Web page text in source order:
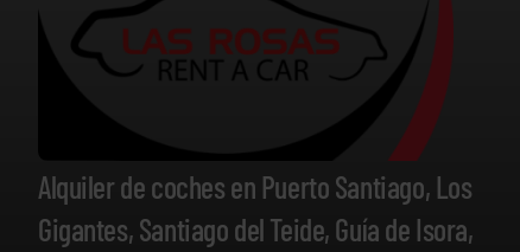
Alquiler de coches en Puerto Santiago, Los
Gigantes, Santiago del Teide, Guía de Isora,